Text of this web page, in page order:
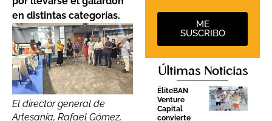
en distintas categorías.
El director general de
Artesanía, Rafael Gómez,
ME
SUSCRIBO
Últimas Noticias
ÉliteBAN
Venture
Capital
convierte